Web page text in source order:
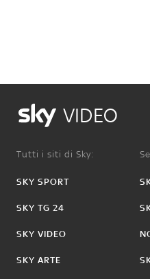
VIDEO
Tutti i siti di Sky:
SKY SPORT
SKY TG 24
SKY VIDEO
SKY ARTE